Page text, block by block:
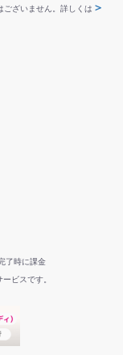
ございません。詳しくは ＞
了時に課金
ビスです。